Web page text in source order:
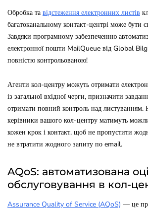
Обробка та відстеження електронних листів
багатоканальному контакт-центрі може бути
Завдяки програмному забезпеченню
електронної пошти MailQueue від Global
повністю контрольованою!
Агенти кол-центру можуть отримати
із загальної вхідної черги, призначити
отримати повний контроль над листуванням.
керівники вашого кол-центру матимуть
кожен крок і контакт, щоб не пропустити
не втратити жодного запиту по email.
AQoS: автоматизована
обслуговування в кол-
Assurance Quality of Service (AQoS) — це